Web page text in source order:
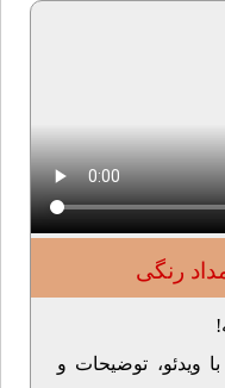
رنگی
ویدئو، توضیحات و